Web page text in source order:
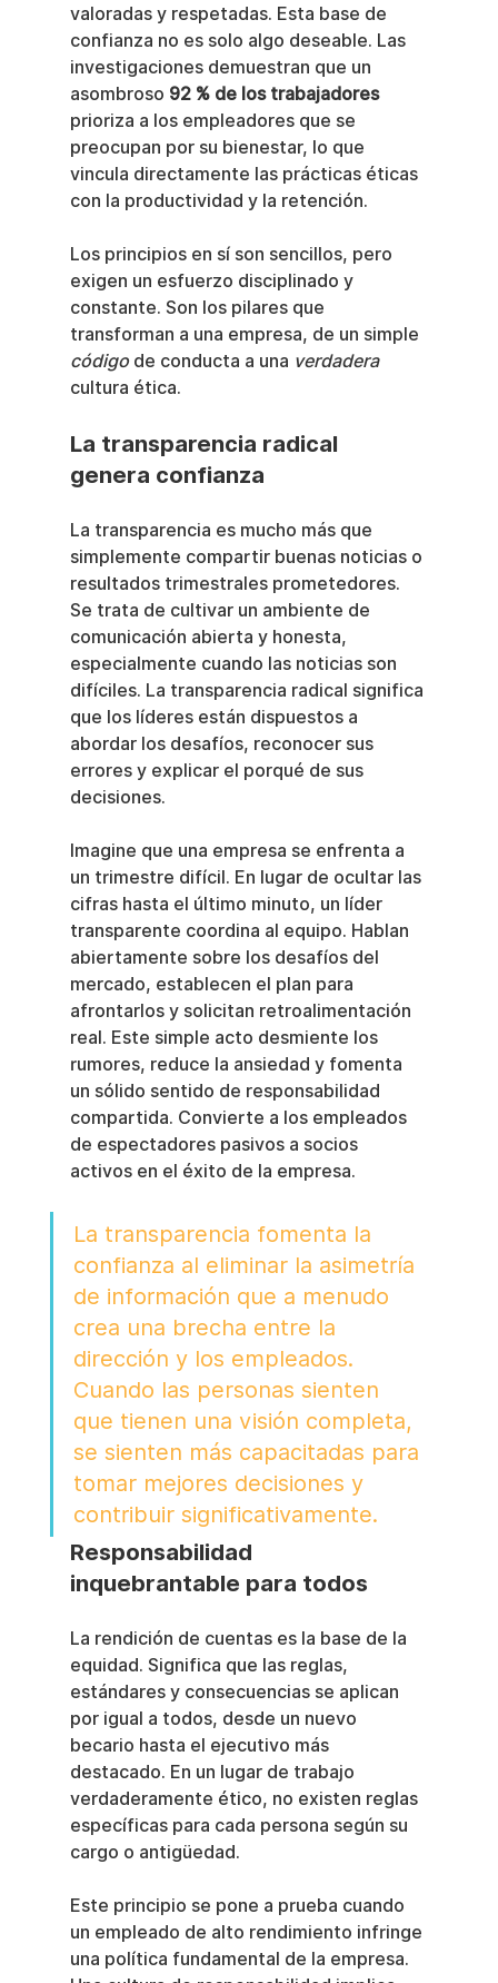
valoradas y respetadas. Esta base de
confianza no es solo algo deseable. Las
investigaciones demuestran que un
asombroso 92 % de los trabajadores
prioriza a los empleadores que se
preocupan por su bienestar, lo que
vincula directamente las prácticas éticas
con la productividad y la retención.
Los principios en sí son sencillos, pero
exigen un esfuerzo disciplinado y
constante. Son los pilares que
transforman a una empresa, de un simple
código de conducta a una verdadera
cultura ética.
La transparencia radical
genera confianza
La transparencia es mucho más que
simplemente compartir buenas noticias o
resultados trimestrales prometedores.
Se trata de cultivar un ambiente de
comunicación abierta y honesta,
especialmente cuando las noticias son
difíciles. La transparencia radical significa
que los líderes están dispuestos a
abordar los desafíos, reconocer sus
errores y explicar el porqué de sus
decisiones.
Imagine que una empresa se enfrenta a
un trimestre difícil. En lugar de ocultar las
cifras hasta el último minuto, un líder
transparente coordina al equipo. Hablan
abiertamente sobre los desafíos del
mercado, establecen el plan para
afrontarlos y solicitan retroalimentación
real. Este simple acto desmiente los
rumores, reduce la ansiedad y fomenta
un sólido sentido de responsabilidad
compartida. Convierte a los empleados
de espectadores pasivos a socios
activos en el éxito de la empresa.
La transparencia fomenta la
confianza al eliminar la asimetría
de información que a menudo
crea una brecha entre la
dirección y los empleados.
Cuando las personas sienten
que tienen una visión completa,
se sienten más capacitadas para
tomar mejores decisiones y
contribuir significativamente.
Responsabilidad
inquebrantable para todos
La rendición de cuentas es la base de la
equidad. Significa que las reglas,
estándares y consecuencias se aplican
por igual a todos, desde un nuevo
becario hasta el ejecutivo más
destacado. En un lugar de trabajo
verdaderamente ético, no existen reglas
específicas para cada persona según su
cargo o antigüedad.
Este principio se pone a prueba cuando
un empleado de alto rendimiento infringe
una política fundamental de la empresa.